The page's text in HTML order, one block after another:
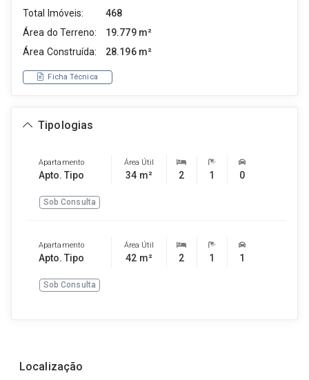
Total Imóveis:
468
Área do Terreno:
19.779 m²
Área Construída:
28.196 m²
Ficha Técnica
Tipologias
Apartamento
Apto. Tipo
Área Útil
34 m² 2 1 0
Sob Consulta
Apartamento
Apto. Tipo
Área Útil
42 m² 2 1 1
Sob Consulta
Localização